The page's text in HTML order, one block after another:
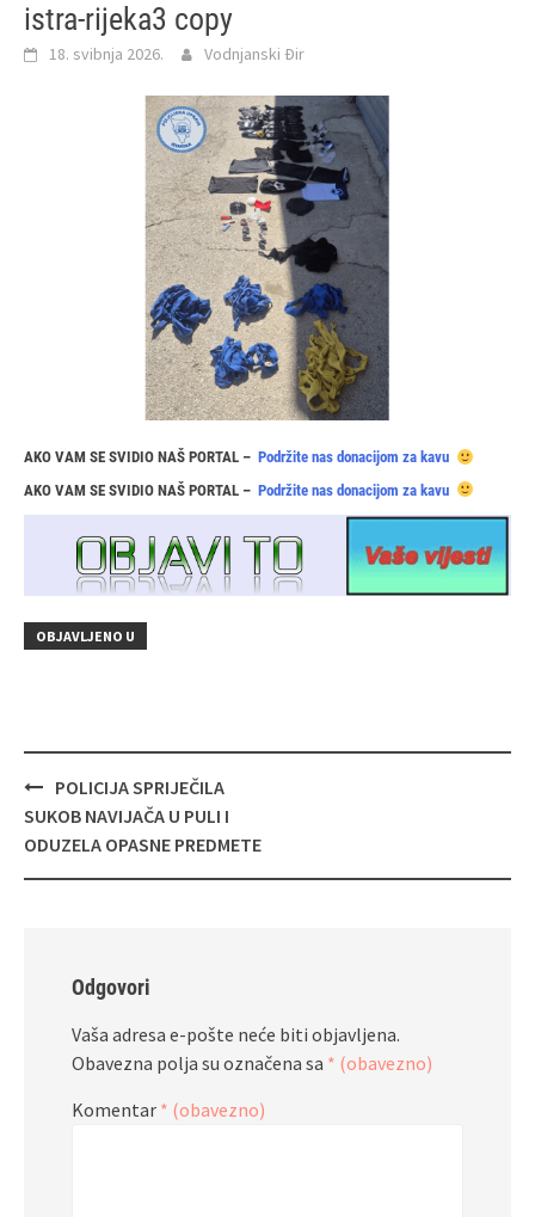
istra-rijeka3 copy
18. svibnja 2026. Vodnjanski Đir
AKO VAM SE SVIDIO NAŠ PORTAL – Podržite nas donacijom za kavu
AKO VAM SE SVIDIO NAŠ PORTAL – Podržite nas donacijom za kavu
OBJAVLJENO U
Navigacija
objava
POLICIJA SPRIJEČILA
SUKOB NAVIJAČA U PULI I
ODUZELA OPASNE PREDMETE
Odgovori
Vaša adresa e-pošte neće biti objavljena.
Obavezna polja su označena sa * (obavezno)
Komentar * (obavezno)